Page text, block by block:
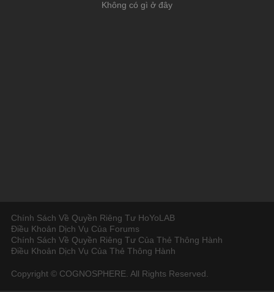
Không có gì ở đây
Chính Sách Về Quyền Riêng Tư HoYoLAB
Điều Khoản Dịch Vụ Của Forums
Chính Sách Về Quyền Riêng Tư Của Thẻ Thông Hành
Điều Khoản Dịch Vụ Của Thẻ Thông Hành
Copyright © COGNOSPHERE. All Rights Reserved.